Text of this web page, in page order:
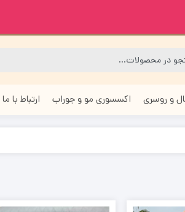
و روسری اکسسوری مو و جوراب ارتباط با ما